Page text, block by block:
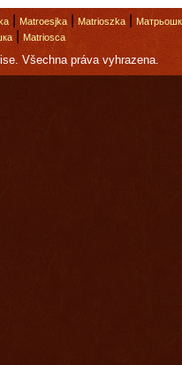
Matroesjka Matrioszka
Matriosca
Všechna práva vyhrazena.